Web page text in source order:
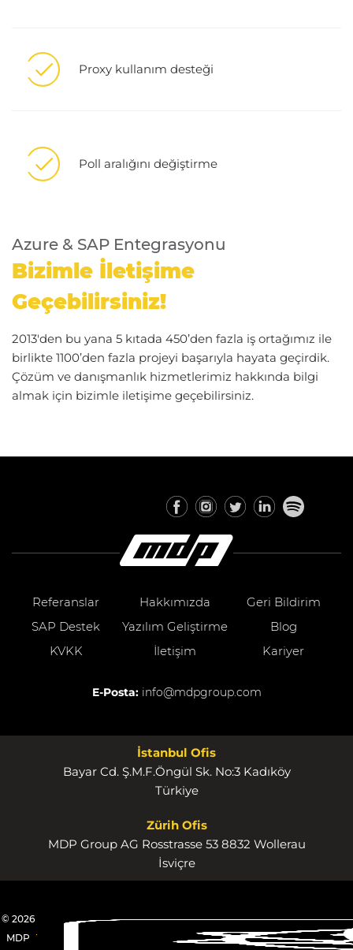
Proxy kullanım desteği
Poll aralığını değiştirme
Azure & SAP Entegrasyonu
Bizimle İletişime
Geçebilirsiniz!
2013'den bu yana 5 kıtada 450’den fazla iş ortağımız ile
birlikte 1100’den fazla projeyi başarıyla hayata geçirdik.
Çözüm ve danışmanlık hizmetlerimiz hakkında bilgi
almak için bizimle iletişime geçebilirsiniz.
Referanslar Hakkımızda
Geri Bildirim
SAP Destek
Yazılım Geliştirme
Blog
KVKK
İletişim Kariyer
E-Posta: info@mdpgroup.com
İstanbul Ofis
Bayar Cd. Ş.M.F.Öngül Sk. No:3 Kadıköy
Türkiye
Zürih Ofis
MDP Group AG Rosstrasse 53 8832 Wollerau
İsviçre
© 2026
MDP